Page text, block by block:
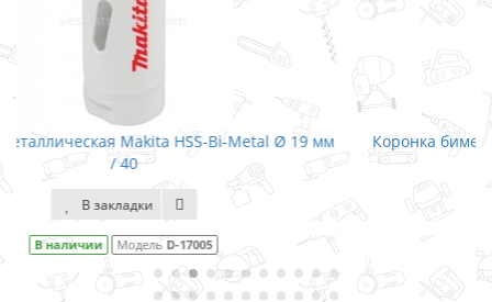
мм
Коронка биметаллическая Makita HSS-Bi-Metal Ø 20
В наличии МодельD-17251